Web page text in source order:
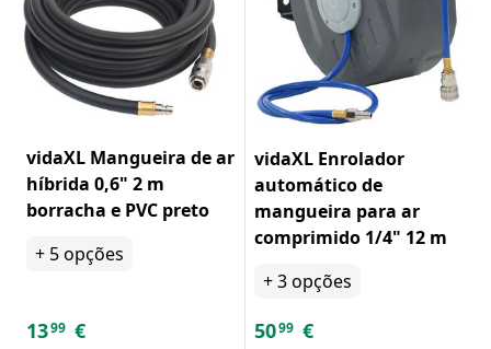
vidaXL Mangueira de ar
híbrida 0,6" 2 m
borracha e PVC preto
+ 5opções
1399 €
vidaXL Enrolador
automático de
mangueira para ar
comprimido 1/4" 12 m
+3opções
5099 €